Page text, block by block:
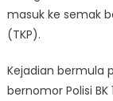
masuk ke semak
(TKP).
Kejadian bermula
bernomor Polisi